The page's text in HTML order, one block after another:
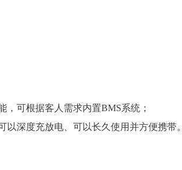
可根据客人需求内置BMS系统；
深度充放电、可以长久使用并方便携带。